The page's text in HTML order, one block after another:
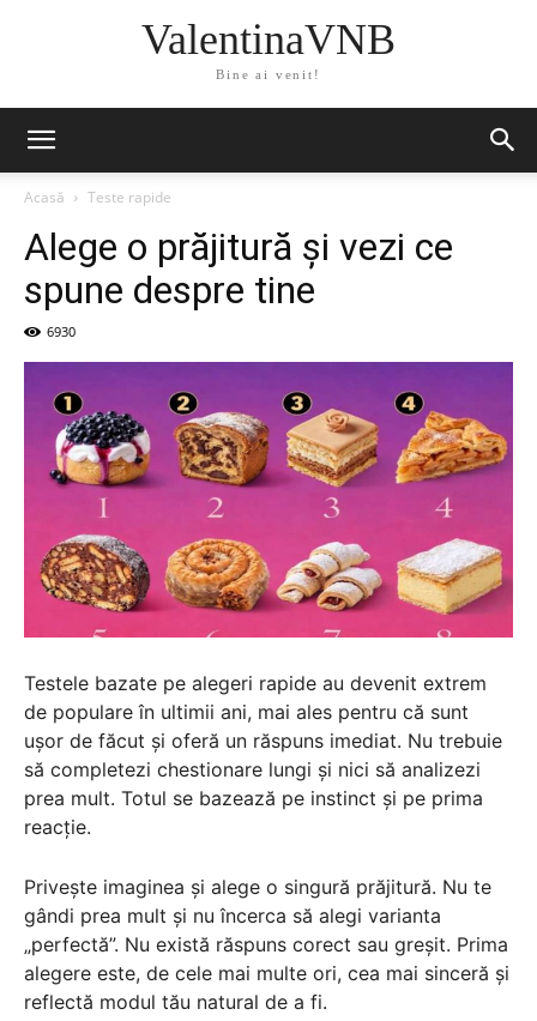
ValentinaVNB
Bine ai venit!
Acasă Teste rapide
Alege o prăjitură și vezi ce
spune despre tine
6930
Testele bazate pe alegeri rapide au devenit extrem
de populare în ultimii ani, mai ales pentru că sunt
ușor de făcut și oferă un răspuns imediat. Nu trebuie
să completezi chestionare lungi și nici să analizezi
prea mult. Totul se bazează pe instinct și pe prima
reacție.
Privește imaginea și alege o singură prăjitură. Nu te
gândi prea mult și nu încerca să alegi varianta
„perfectă”. Nu există răspuns corect sau greșit. Prima
alegere este, de cele mai multe ori, cea mai sinceră și
reflectă modul tău natural de a fi.